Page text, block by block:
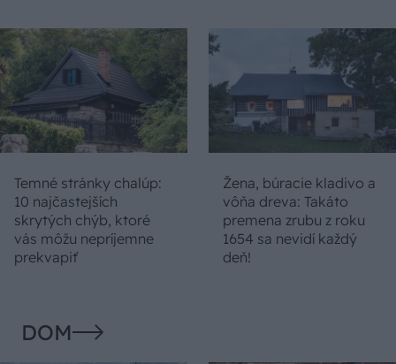
Temné stránky chalúp:
10 najčastejších
skrytých chýb, ktoré
vás môžu nepríjemne
prekvapiť
Žena, búracie kladivo a
vôňa dreva: Takáto
premena zrubu z roku
1654 sa nevidí každý
deň!
DOM